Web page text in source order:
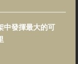
中發揮最大的可